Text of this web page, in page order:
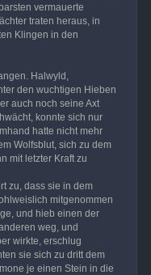
vermauerte
traten heraus, in
Klingen in den
Halwyld,
den wuchtigen Hieben
auch noch seine Axt
konnte sich nur
hatte nicht mehr
Wolfsblut, sich zu dem
mit letzter Kraft zu
zu, dass sie in dem
mitgenommen
und hieb einen der
weg, und
wirkte, erschlug
sie sich zu dritt dem
je einen Stein in die